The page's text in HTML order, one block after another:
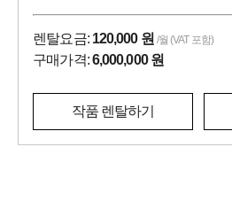
렌탈요금: 120,000 원 /월 (VAT 포함)
구매가격:6,000,000 원
작품 렌탈하기